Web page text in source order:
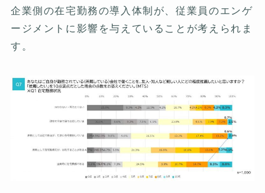
企業側の在宅勤務の導入体制が、従業員のエンゲ
ージメントに影響を与えていることが考えられま
す。